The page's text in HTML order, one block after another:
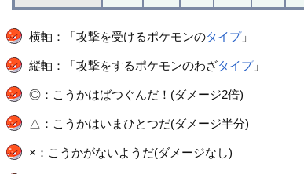
横軸：「攻撃を受けるポケモンのタイプ」
縦軸：「攻撃をするポケモンのわざタイプ」
◎：こうかはばつぐんだ！(ダメージ2倍)
△：こうかはいまひとつだ(ダメージ半分)
×：こうかがないようだ(ダメージなし)